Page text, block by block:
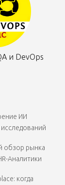
и DevOps
ИИ
обзор рынка
Аналитики
когда